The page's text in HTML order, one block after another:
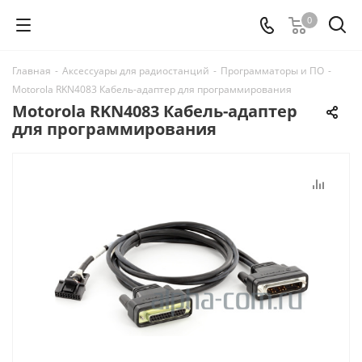
0
Главная - Аксессуары для радиостанций - Программаторы и ПО -
Motorola RKN4083 Кабель-адаптер для программирования
Motorola RKN4083 Кабель-адаптер
для программирования